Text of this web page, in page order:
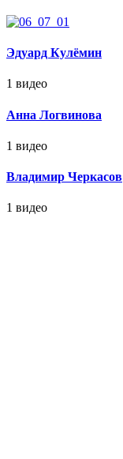
Эдуард Кулёмин
1 видео
Анна Логвинова
1 видео
Владимир Черкасов
1 видео